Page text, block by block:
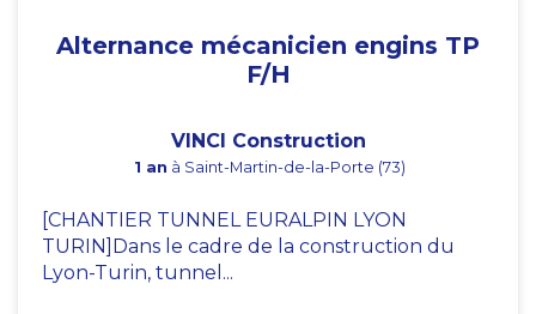
Alternance mécanicien engins TP
F/H
VINCI Construction
1 an à Saint-Martin-de-la-Porte (73)
[CHANTIER TUNNEL EURALPIN LYON
TURIN]Dans le cadre de la construction du
Lyon-Turin, tunnel...